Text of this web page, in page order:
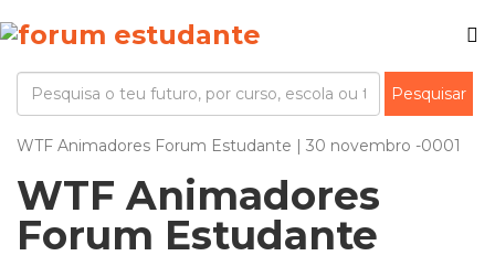
WTF Animadores Forum Estudante | 30 novembro -0001
WTF Animadores
Forum Estudante